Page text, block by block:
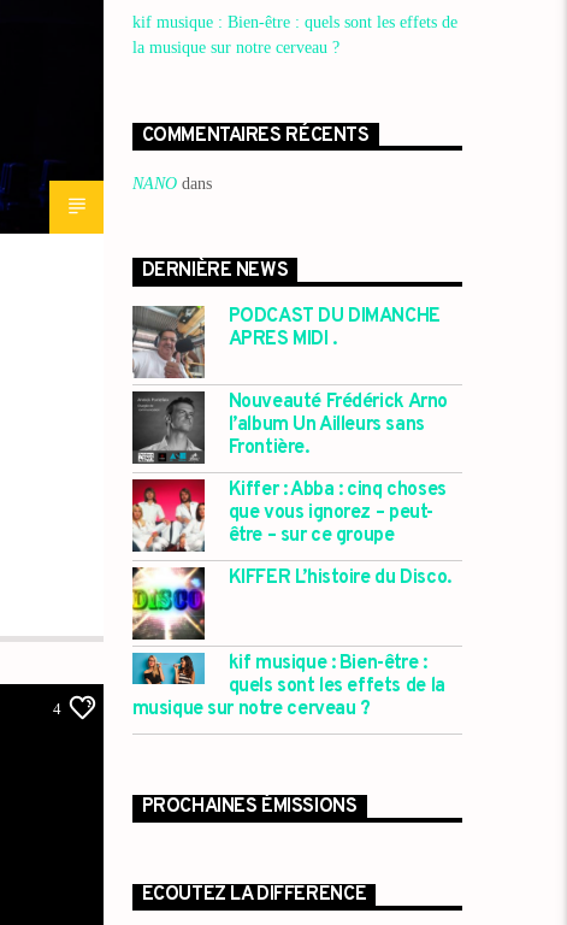
4
kif musique : Bien-être : quels sont les effets de
la musique sur notre cerveau ?
COMMENTAIRES RÉCENTS
NANOdans
DERNIÈRE NEWS
PODCAST DU DIMANCHE
APRES MIDI .
Nouveauté Frédérick Arno
l’album Un Ailleurs sans
Frontière.
Kiffer : Abba : cinq choses
que vous ignorez – peut-
être – sur ce groupe
KIFFER L’histoire du Disco.
kif musique : Bien-être :
quels sont les effets de la
musique sur notre cerveau ?
PROCHAINES ÉMISSIONS
ECOUTEZ LA DIFFÉRENCE